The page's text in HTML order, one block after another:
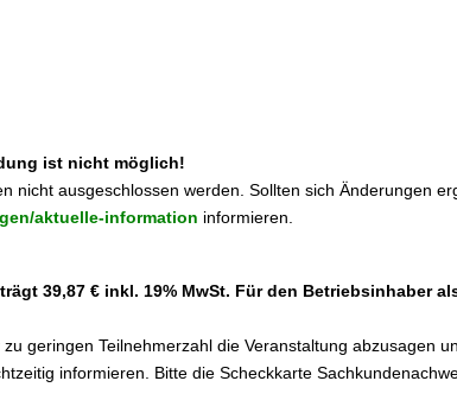
ist nicht möglich!
nicht ausgeschlossen werden. Sollten sich Änderungen
aktuelle-information informieren.
39,87 € inkl. 19% MwSt. Für den Betriebsinhaber
geringen Teilnehmerzahl die Veranstaltung abzusagen
informieren. Bitte die Scheckkarte